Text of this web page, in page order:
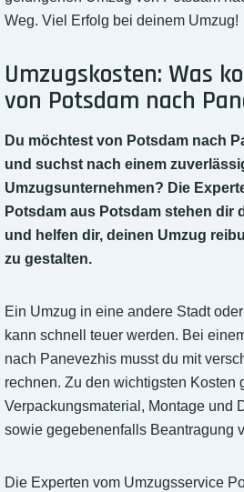
Weg. Viel Erfolg bei deinem Umzug!
Umzugskosten: Was
von Potsdam nach
Du möchtest von Potsdam nach
und suchst nach einem
Umzugsunternehmen? Die
Potsdam aus Potsdam stehen dir
und helfen dir, deinen Umzug
zu gestalten.
Ein Umzug in eine andere Stadt
kann schnell teuer werden. Bei
nach Panevezhis musst du mit
rechnen. Zu den wichtigsten Kosten
Verpackungsmaterial, Montage und
sowie gegebenenfalls Beantragung
Die Experten vom Umzugsservice